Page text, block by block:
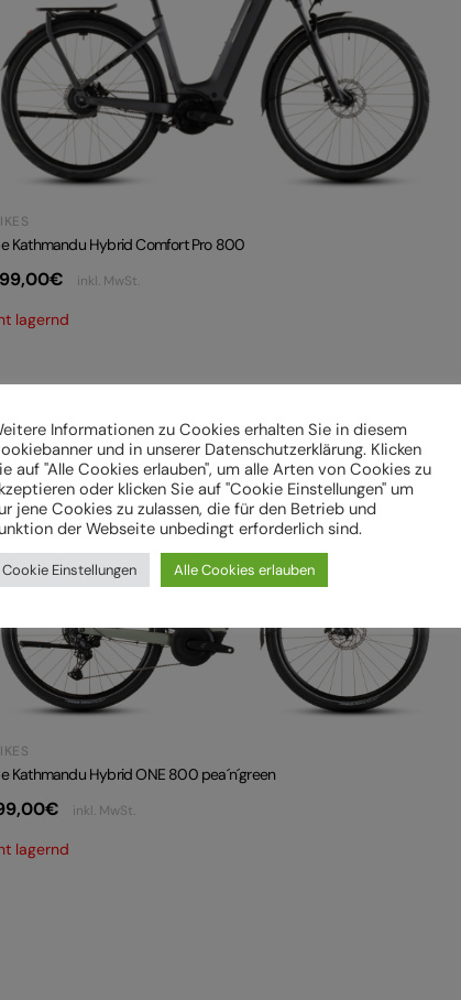
Kathmandu Hybrid Comfort Pro 800
€ inkl. MwSt.
lagernd
Kathmandu Hybrid ONE 800 pea´n´green
€ inkl. MwSt.
lagernd
Informationen zu Cookies erhalten Sie in diesem
und in unserer Datenschutzerklärung. Klicken
auf "Alle Cookies erlauben", um alle Arten von Cookies zu
oder klicken Sie auf "Cookie Einstellungen" um
jene Cookies zu zulassen, die für den Betrieb und
der Webseite unbedingt erforderlich sind.
Cookie Einstellungen Alle Cookies erlauben